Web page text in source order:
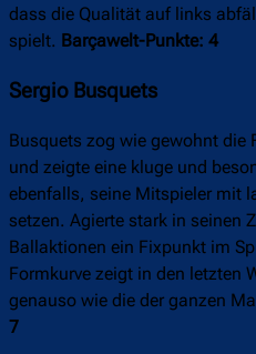
dass die Qualität auf links
spielt. Barçawelt-Punkte: 4
Sergio Busquets
Busquets zog wie gewohnt die
und zeigte eine kluge und
ebenfalls, seine Mitspieler mit
setzen. Agierte stark in seinen
Ballaktionen ein Fixpunkt im
Formkurve zeigt in den letzten
genauso wie die der ganzen
7